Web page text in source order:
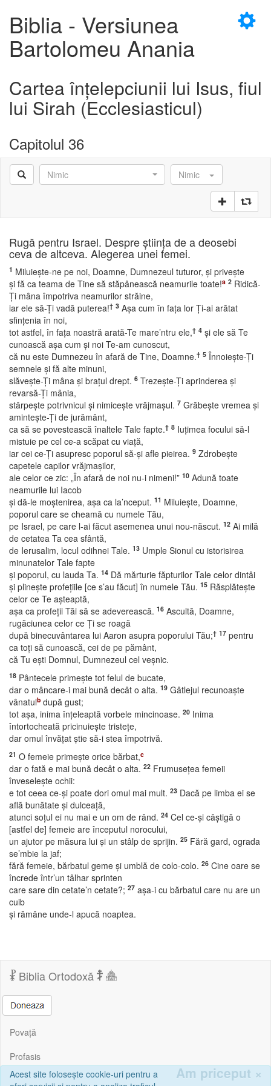
×
Biblia - Versiunea
Bartolomeu Anania
Cartea înţelepciunii lui Isus, fiul
lui Sirah (Ecclesiasticul)
Capitolul 36
Nimic Nimic
Rugă pentru Israel. Despre ştiinţa de a deosebi
ceva de altceva. Alegerea unei femei.
1 Miluieşte-ne pe noi, Doamne, Dumnezeul tuturor, şi priveşte
şi fă ca teama de Tine să stăpânească neamurile toate!a 2 Ridică-
Ţi mâna împotriva neamurilor străine,
iar ele să-Ţi vadă puterea!† 3 Aşa cum în faţa lor Ţi-ai arătat
sfinţenia în noi,
tot astfel, în faţa noastră arată-Te mare’ntru ele,† 4 şi ele să Te
cunoască aşa cum şi noi Te-am cunoscut,
că nu este Dumnezeu în afară de Tine, Doamne.† 5 Înnoieşte-Ţi
semnele şi fă alte minuni,
slăveşte-Ţi mâna şi braţul drept. 6 Trezeşte-Ţi aprinderea şi
revarsă-Ţi mânia,
stârpeşte potrivnicul şi nimiceşte vrăjmaşul. 7 Grăbeşte vremea şi
aminteşte-Ţi de jurământ,
ca să se povestească înaltele Tale fapte.† 8 Iuţimea focului să-l
mistuie pe cel ce-a scăpat cu viaţă,
iar cei ce-Ţi asupresc poporul să-şi afle pieirea. 9 Zdrobeşte
capetele capilor vrăjmaşilor,
ale celor ce zic: „În afară de noi nu-i nimeni!” 10 Adună toate
neamurile lui Iacob
şi dă-le moştenirea, aşa ca la’nceput. 11 Miluieşte, Doamne,
poporul care se cheamă cu numele Tău,
pe Israel, pe care l-ai făcut asemenea unui nou-născut. 12 Ai milă
de cetatea Ta cea sfântă,
de Ierusalim, locul odihnei Tale. 13 Umple Sionul cu istorisirea
minunatelor Tale fapte
şi poporul, cu lauda Ta. 14 Dă mărturie făpturilor Tale celor dintâi
şi plineşte profeţiile [ce s’au făcut] în numele Tău. 15 Răsplăteşte
celor ce Te aşteaptă,
aşa ca profeţii Tăi să se adeverească. 16 Ascultă, Doamne,
rugăciunea celor ce Ţi se roagă
după binecuvântarea lui Aaron asupra poporului Tău;† 17 pentru
ca toţi să cunoască, cei de pe pământ,
că Tu eşti Domnul, Dumnezeul cel veşnic.
18 Pântecele primeşte tot felul de bucate,
dar o mâncare-i mai bună decât o alta. 19 Gâtlejul recunoaşte
vânatulb după gust;
tot aşa, inima înţeleaptă vorbele mincinoase. 20 Inima
întortocheată pricinuieşte tristeţe,
dar omul învăţat ştie să-i stea împotrivă.
21 O femeie primeşte orice bărbat,c
dar o fată e mai bună decât o alta. 22 Frumuseţea femeii
înveseleşte ochii:
e tot ceea ce-şi poate dori omul mai mult. 23 Dacă pe limba ei se
află bunătate şi dulceaţă,
atunci soţul ei nu mai e un om de rând. 24 Cel ce-şi câştigă o
[astfel de] femeie are începutul norocului,
un ajutor pe măsura lui şi un stâlp de sprijin. 25 Fără gard, ograda
se’mbie la jaf;
fără femeie, bărbatul geme şi umblă de colo-colo. 26 Cine oare se
încrede într’un tâlhar sprinten
care sare din cetate’n cetate?; 27 aşa-i cu bărbatul care nu are un
cuib
şi rămâne unde-l apucă noaptea.
Biblia Ortodoxă
Povață
Profasis
Corespondență
Am priceput ×
Acest site folosește cookie-uri pentru a